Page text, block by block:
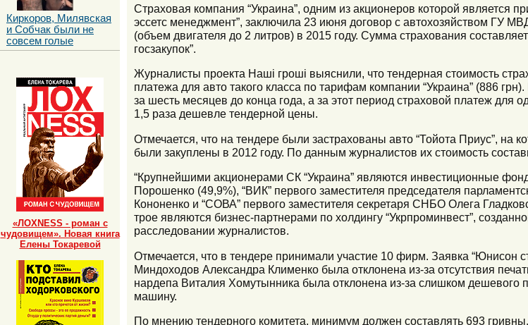
Страховая компания “Украина”, одним из акционеров которой
эссетс менеджмент”, заключила 23 июня договор с автохозяйством ГУ
(объем двигателя до 2 литров) в 2015 году. Сумма страхования
госзакупок”.
Журналисты проекта Наші гроші выяснили, что тендерная стоимость
платежа для авто такого класса по тарифам компании “Украина” (886
за шесть месяцев до конца года, а за этот период страховой платеж для
1,5 раза дешевле тендерной цены.
Отмечается, что на тендере были застрахованы авто “Тойота Приус”, на
были закуплены в 2012 году. По данным журналистов их стоимость
“Крупнейшими акционерами СК “Украина” являются инвестиционные
Порошенко (49,9%), “ВИК” первого заместителя председателя
Кононенко и “СОВА” первого заместителя секретаря СНБО Олега
трое являются бизнес-партнерами по холдингу “Укрпроминвест”,
расследовании журналистов.
Отмечается, что в тендере принимали участие 10 фирм. Заявка “Юнисон
Миндоходов Александра Клименко была отклонена из-за отсутствия
нардепа Виталия Хомутынника была отклонена из-за слишком
машину.
По мнению тендерного комитета, минимум должен составлять 693
Киркоров, Милявская
и Собчак были не
совсем голые
«ЛОХNESS - роман с
чудовищем». Новая книга
Елены Токаревой